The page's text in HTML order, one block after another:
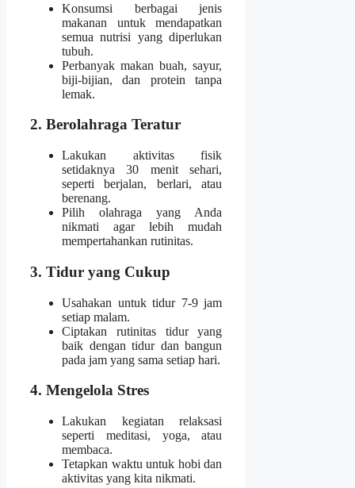
Konsumsi berbagai jenis
makanan untuk mendapatkan
semua nutrisi yang diperlukan
tubuh.
Perbanyak makan buah, sayur,
biji-bijian, dan protein tanpa
lemak.
2. Berolahraga Teratur
Lakukan aktivitas fisik
setidaknya 30 menit sehari,
seperti berjalan, berlari, atau
berenang.
Pilih olahraga yang Anda
nikmati agar lebih mudah
mempertahankan rutinitas.
3. Tidur yang Cukup
Usahakan untuk tidur 7-9 jam
setiap malam.
Ciptakan rutinitas tidur yang
baik dengan tidur dan bangun
pada jam yang sama setiap hari.
4. Mengelola Stres
Lakukan kegiatan relaksasi
seperti meditasi, yoga, atau
membaca.
Tetapkan waktu untuk hobi dan
aktivitas yang kita nikmati.